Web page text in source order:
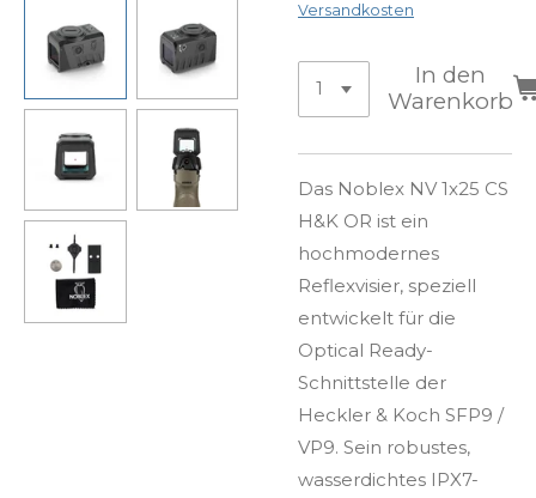
Versandkosten
In den
Warenkorb
Das Noblex NV 1x25 CS
H&K OR ist ein
hochmodernes
Reflexvisier, speziell
entwickelt für die
Optical Ready-
Schnittstelle der
Heckler & Koch SFP9 /
VP9. Sein robustes,
wasserdichtes IPX7-